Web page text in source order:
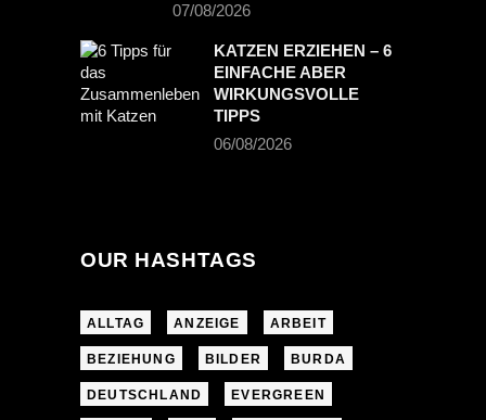
07/08/2026
KATZEN ERZIEHEN – 6
EINFACHE ABER
WIRKUNGSVOLLE
TIPPS
06/08/2026
OUR HASHTAGS
ALLTAG ANZEIGE ARBEIT
BEZIEHUNG BILDER BURDA
DEUTSCHLAND EVERGREEN